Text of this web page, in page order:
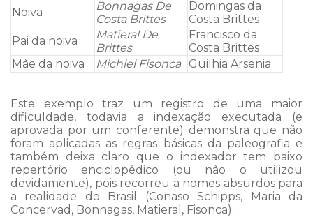
Noiva
Bonnagas De
Costa Brittes
Domingas da
Costa Brittes
Pai da noiva
Matieral De
Brittes
Francisco da
Costa Brittes
Mãe da noiva
Michiel Fisonca Guilhia Arsenia
Este exemplo traz um registro de uma maior
dificuldade, todavia a indexação executada (e
aprovada por um conferente) demonstra que não
foram aplicadas as regras básicas da paleografia e
também deixa claro que o indexador tem baixo
repertório enciclopédico (ou não o utilizou
devidamente), pois recorreu a nomes absurdos para
a realidade do Brasil (Conaso Schipps, Maria da
Concervad, Bonnagas, Matieral, Fisonca).